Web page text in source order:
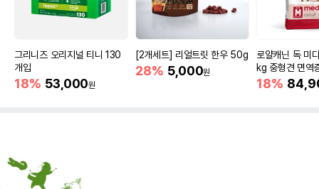
그리니즈 오리지널 티니 130
개입
18% 53,000원
[2개세트] 리얼트릿 한우 50g
28% 5,000원
로얄캐닌 독 미
kg 중형견 면역
18%